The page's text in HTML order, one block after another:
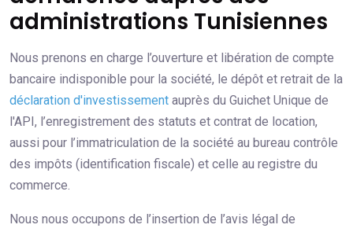
administrations Tunisiennes
Nous prenons en charge l’ouverture et libération de compte
bancaire indisponible pour la société, le dépôt et retrait de la
déclaration d'investissement auprès du Guichet Unique de
l'API, l’enregistrement des statuts et contrat de location,
aussi pour l’immatriculation de la société au bureau contrôle
des impôts (identification fiscale) et celle au registre du
commerce.
Nous nous occupons de l’insertion de l’avis légal de